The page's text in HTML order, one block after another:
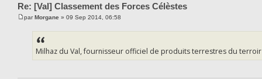
Re: [Val] Classement des Forces Célèstes
parMorgane » 09 Sep 2014, 06:58
Milhaz du Val, fournisseur officiel de produits terrestres du